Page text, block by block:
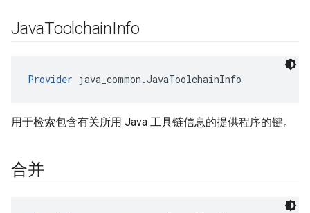
JavaToolchainInfo
Provider java_common.JavaToolchainInfo
用于检索包含有关所用 Java 工具链信息的提供程序的键。
合并